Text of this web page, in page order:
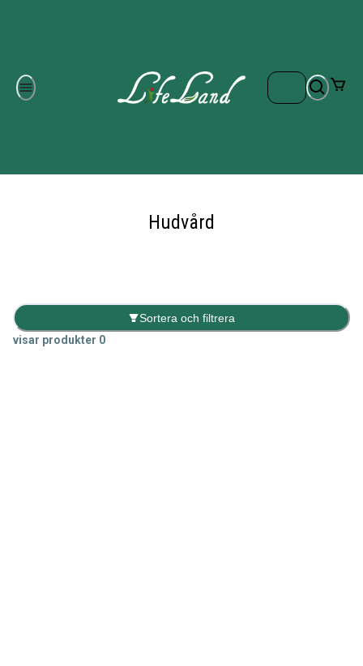
Hudvård
Sortera och filtrera
visar produkter 0